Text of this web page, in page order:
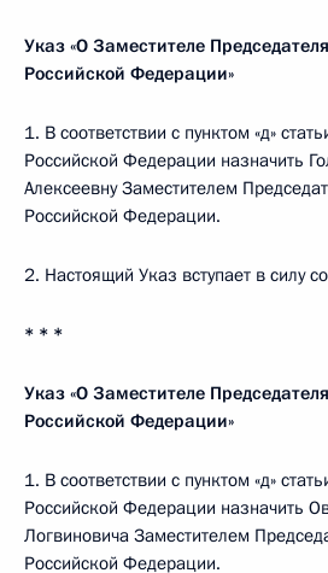
Указ «О Заместителе
Российской Федерации»
1. В соответствии с пунктом «д»
Российской Федерации назначить
Алексеевну Заместителем
Российской Федерации.
2. Настоящий Указ вступает в силу
* * *
Указ «О Заместителе
Российской Федерации»
1. В соответствии с пунктом «д»
Российской Федерации назначить
Логвиновича Заместителем
Российской Федерации.